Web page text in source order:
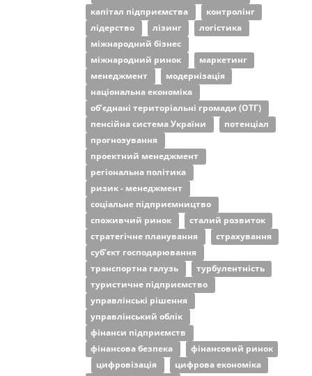
капітал підприємства
контролінг
лідерство
лізинг
логістика
міжнародний бізнес
міжнародний ринок
маркетинг
менеджмент
модернізація
національна економіка
об’єднані територіальні громади (ОТГ)
пенсійна система України
потенціал
прогнозування
проектний менеджмент
регіональна політика
ризик - менеджмент
соціальне підприємництво
споживчий ринок
сталий розвиток
стратегічне планування
страхування
суб’єкт господарювання
транспортна галузь
турбулентність
туристичне підприємство
управлінські рішення
управлінський облік
фінанси підприємств
фінансова безпека
фінансовий ринок
цифровізація
цифрова економіка